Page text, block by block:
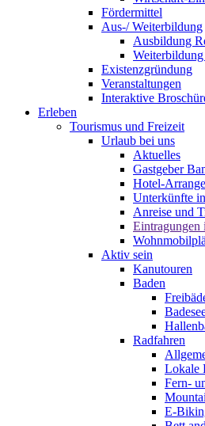
Fördermittel
Aus-/ Weiterbildung
Ausbildung
Existenzgründung
Veranstaltungen
Interaktive
Erleben
Tourismus und Freizeit
Urlaub bei uns
Aktuelles
Gastgeber
Hotel-
Unterkünfte
Anreise und
Eintragungen
Aktiv sein
Kanutouren
Baden
Radfahren
Lokale
Fern-
E-